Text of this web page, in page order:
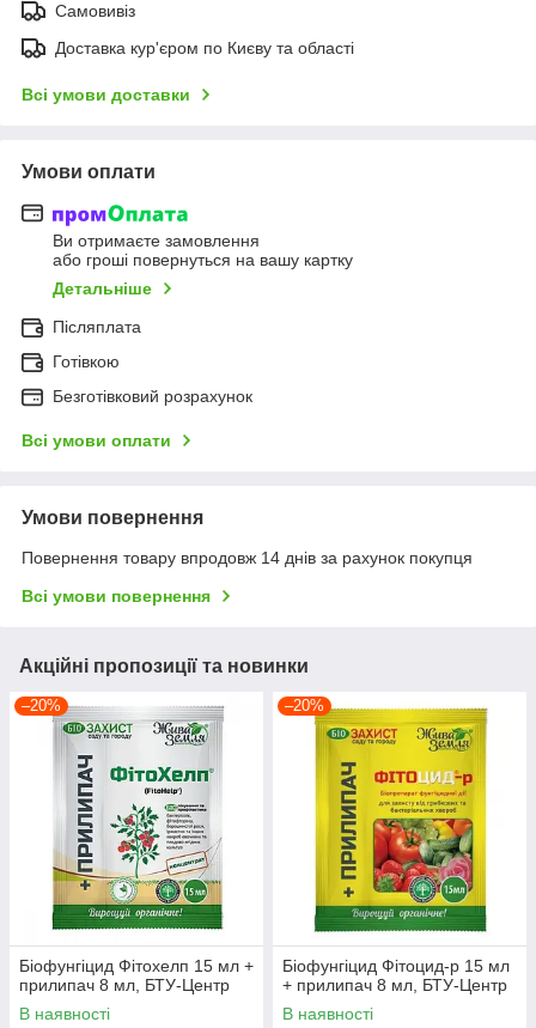
Самовивіз
Доставка кур'єром по Києву та області
Всі умови доставки
Умови оплати
Ви отримаєте замовлення
або гроші повернуться на вашу картку
Детальніше
Післяплата
Готівкою
Безготівковий розрахунок
Всі умови оплати
Умови повернення
Повернення товару впродовж 14 днів за рахунок покупця
Всі умови повернення
Акційні пропозиції та новинки
–20%
Біофунгіцид Фітохелп 15 мл +
прилипач 8 мл, БТУ-Центр
В наявності
–20%
Біофунгіцид Фітоцид-р 15 мл
+ прилипач 8 мл, БТУ-Центр
В наявності